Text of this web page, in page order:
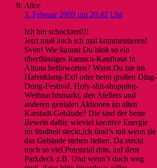
Alice
3. Februar 2009 um 20:42 Uhr
Ich bin schockiert!!!
Jetzt muß auch ich mal kommentieren!
Sven! Wie kannst Du bloß so ein
überflüssiges Ramsch-Kaufhaus in
Altona befürworten? Warst Du nie im
Hafenklang-Exil oder beim großen Ding-
Dong-Festival, Holy-shit-shopping-
Weihnachtsmarkt, den Ateliers und
anderen genialen Aktionen im alten
Karstadt-Gebäude? Die sind der beste
Beweis dafür, wieviel kreative Energie
im Stadtteil steckt,ich fänd’s toll wenn sie
das Gebäude stehen ließen. Da steckt
noch so viel Potenzial drin, auf dem
Parkdeck z.B. Und wenn’s doch weg